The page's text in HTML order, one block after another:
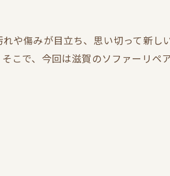
や傷みが目立ち、思い切って新し
こで、今回は滋賀のソファーリペ